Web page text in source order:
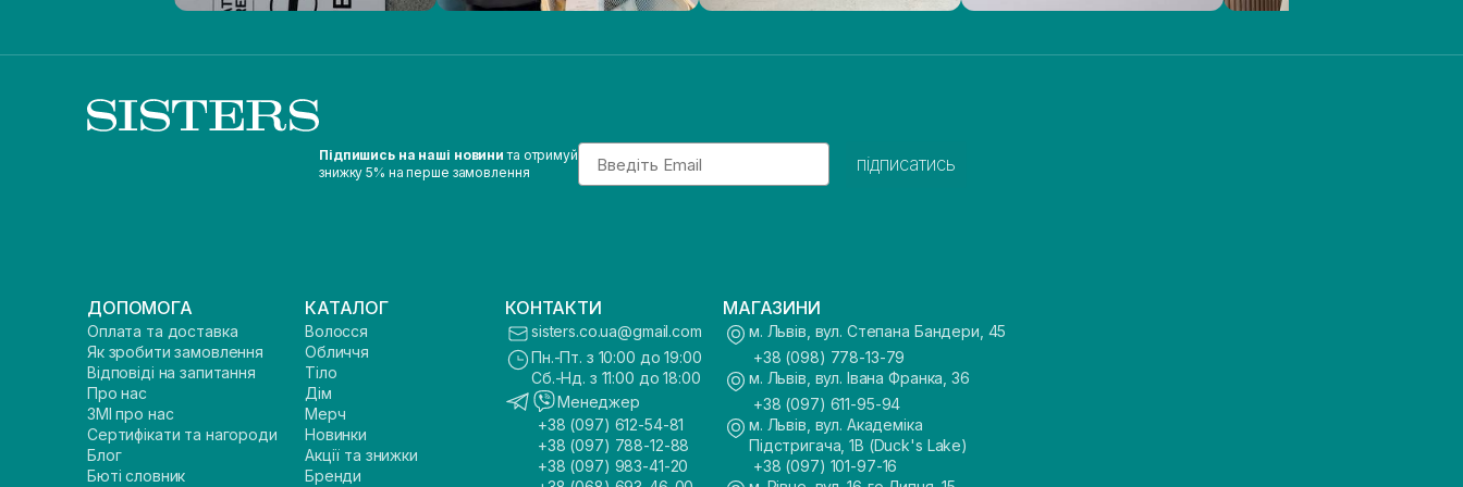
Підпишись на наші новини та отримуй
знижку 5% на перше замовлення
Email
підписатись
ДОПОМОГА
Оплата та доставка
Як зробити замовлення
Відповіді на запитання
Про нас
ЗМІ про нас
Сертифікати та нагороди
Блог
Бюті словник
КАТАЛОГ
Волосся
Обличчя
Тіло
Дім
Мерч
Новинки
Акції та знижки
Бренди
КОНТАКТИ
sisters.co.ua@gmail.com
Пн.-Пт. з 10:00 до 19:00
Сб.-Нд. з 11:00 до 18:00
Менеджер
+38 (097) 612-54-81
+38 (097) 788-12-88
+38 (097) 983-41-20
МАГАЗИНИ
м. Львів, вул. Степана Бандери, 45
+38 (098) 778-13-79
м. Львів, вул. Івана Франка, 36
+38 (097) 611-95-94
м. Львів, вул. Академіка
Підстригача, 1В (Duck's Lake)
+38 (097) 101-97-16